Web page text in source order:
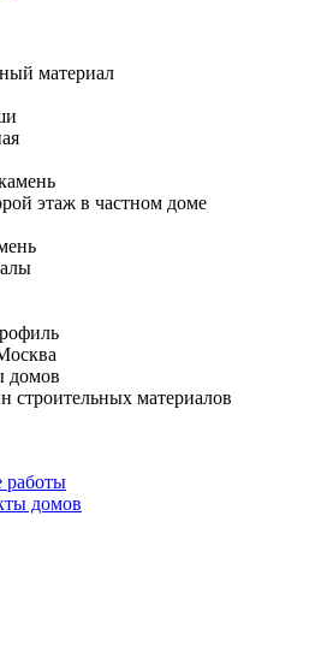
материал
этаж в частном доме
домов
строительных материалов
работы
домов